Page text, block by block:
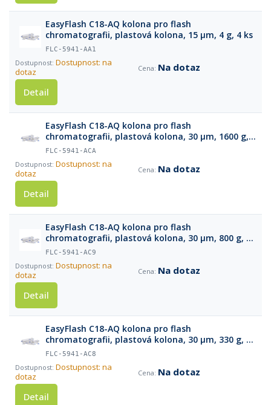
EasyFlash C18-AQ kolona pro flash
chromatografii, plastová kolona, 15 µm, 4 g, 4 ks
FLC-5941-AA1
Dostupnost: na
dotaz
Na dotaz
Detail
EasyFlash C18-AQ kolona pro flash
chromatografii, plastová kolona, 30 µm, 1600 g, 1
ks
FLC-5941-ACA
Dostupnost: na
dotaz
Na dotaz
Detail
EasyFlash C18-AQ kolona pro flash
chromatografii, plastová kolona, 30 µm, 800 g, 1
ks
FLC-5941-AC9
Dostupnost: na
dotaz
Na dotaz
Detail
EasyFlash C18-AQ kolona pro flash
chromatografii, plastová kolona, 30 µm, 330 g, 1
ks
FLC-5941-AC8
Dostupnost: na
dotaz
Na dotaz
Detail